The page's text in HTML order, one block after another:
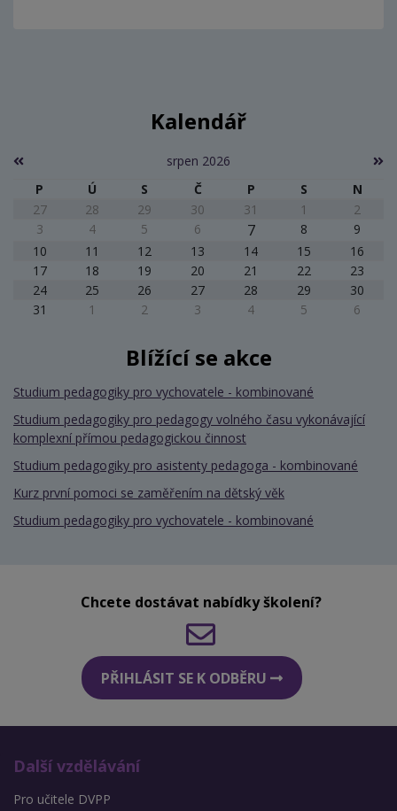
Kalendář
srpen 2026
P
Ú S Č P S
N
27
28 29 30 31 1
2
3
4 5 6 7 8
9
10
11 12 13 14 15
16
17
18 19 20 21 22
23
24
25 26 27 28 29
30
31
1 2 3 4 5 6
Blížící se akce
Studium pedagogiky pro vychovatele - kombinované
Studium pedagogiky pro pedagogy volného času vykonávající
komplexní přímou pedagogickou činnost
Studium pedagogiky pro asistenty pedagoga - kombinované
Kurz první pomoci se zaměřením na dětský věk
Studium pedagogiky pro vychovatele - kombinované
Chcete dostávat nabídky školení?
PŘIHLÁSIT SE K ODBĚRU
Další vzdělávání
Pro učitele DVPP